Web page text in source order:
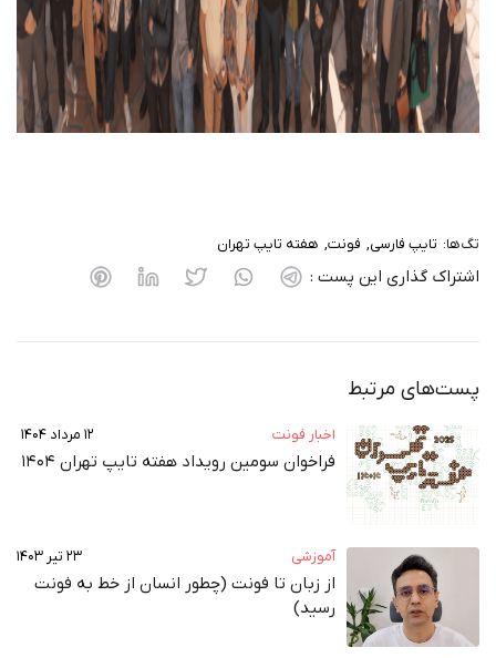
تگ‌ها: تایپ فارسی فونت هفته تایپ تهران
اشتراک گذاری این پست :
پست‌های مرتبط
اخبار فونت ۱۲ مرداد ۱۴۰۴
فراخوان سومین رویداد هفته تایپ تهران ۱۴۰۴
آموزشی ۲۳ تیر ۱۴۰۳
از زبان تا فونت (چطور انسان از خط به فونت‌
رسید)